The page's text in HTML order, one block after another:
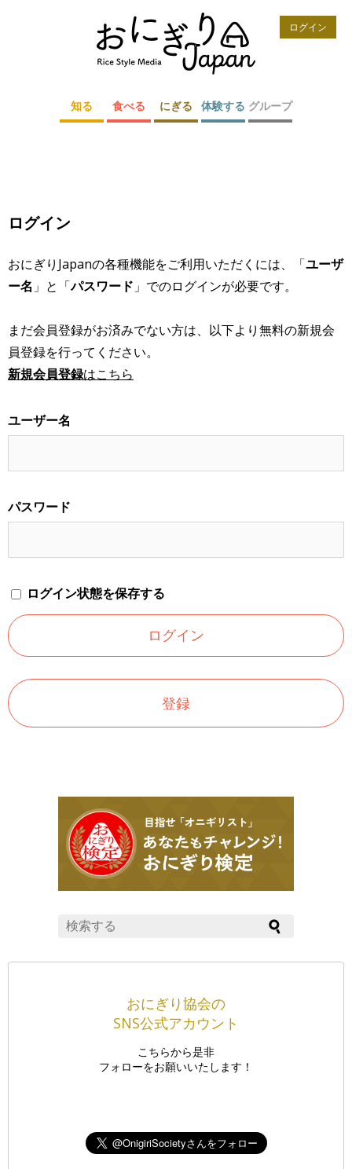
ログイン
知る 食べる にぎる 体験する グループ
ログイン
おにぎりJapanの各種機能をご利用いただくには、「ユーザ
ー名 」と「パスワード 」でのログインが必要です。
まだ会員登録がお済みでない方は、以下より無料の新規会
員登録を行ってください。
新規会員登録はこちら
ユーザー名
パスワード
ログイン状態を保存する
登録
おにぎり協会の
SNS公式アカウント
こちらから是非
フォローをお願いいたします！